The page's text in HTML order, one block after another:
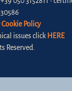
Cookie Policy
issues click HERE
Reserved.